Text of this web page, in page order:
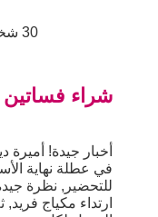
30 شخص أعجبهم هذه اللعبة، انضم إليهم!
شراء
أخبار جيدة!
في عطلة نهاية
للتحضير, نظرة
ارتداء مكياج